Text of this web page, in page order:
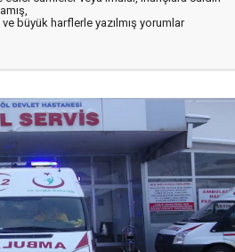
büyük harflerle yazılmış yorumlar